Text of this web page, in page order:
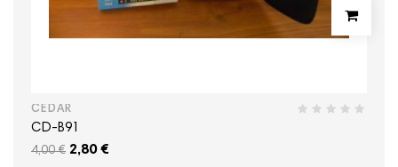
CEDAR
CD-B91
4,00 € 2,80 €